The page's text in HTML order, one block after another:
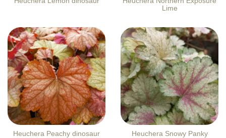
Lime
Heuchera Peachy dinosaur Heuchera Snowy Panky